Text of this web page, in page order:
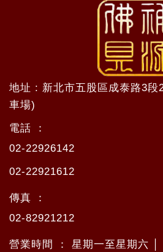
地址 : 新北市五股區成泰路3段
車場)
電話 ：
02-22926142
02-22921612
傳真 ：
02-82921212
營業時間 ： 星期一至星期六 │